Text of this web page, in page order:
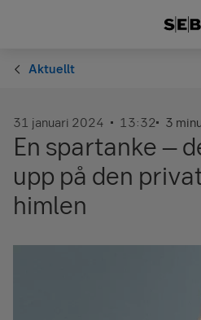
Aktuellt
31 januari 2024 13:32 3
En spartanke –
upp på den
himlen